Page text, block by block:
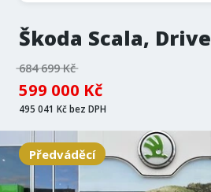
Škoda Scala, Drive
684 699 Kč
599 000 Kč
495 041 Kč bez DPH
Předváděcí